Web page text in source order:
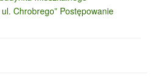
Chrobrego” Postępowanie